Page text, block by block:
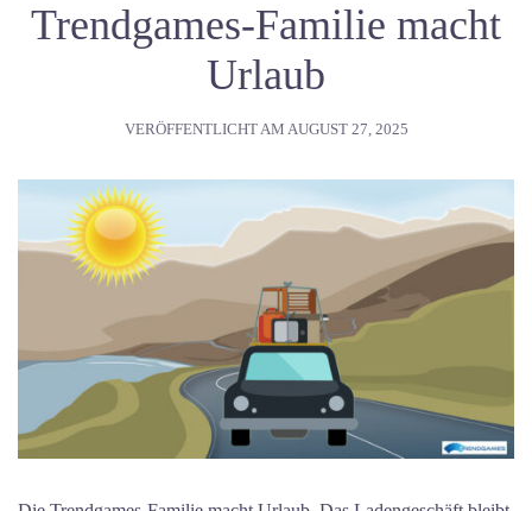
Trendgames-Familie macht
Urlaub
VERÖFFENTLICHT AM AUGUST 27, 2025